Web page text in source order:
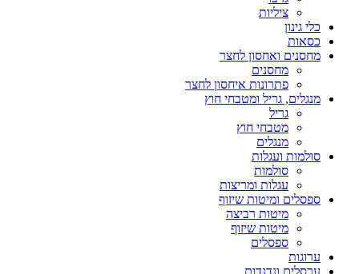
ציליות
כלי גינון
כסאות
מחסנים ואחסון לחצר
מחסנים
פתרונות איחסון לחצר
מנגלים, גריל ומטבחי חוץ
גריל
מטבחי חוץ
מנגלים
סולמות ועגלות
סולמות
עגלות ומריצות
ספסלים ומיטות שיזוף
מיטות רביצה
מיטות שיזוף
ספסלים
ערוגות